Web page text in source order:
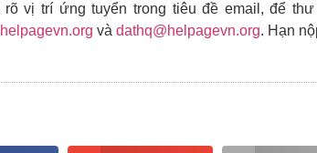
rõ vị trí ứng tuyển trong tiêu đề email, để
và dathq@helpagevn.org. Hạn